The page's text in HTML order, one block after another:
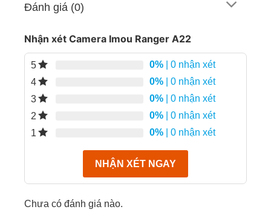
Tính năng giám sát từ xa trên thiết bị di động đã
Hầu hết khi giám sát từ xa từ smartphone thường
giới hạn khoảng cách, phạm vi theo từng dòng. Với
cấu hình camera imou ranger a22 cho phép người
chủ thoải mái quan sát với hình ảnh sắc nét Full HD
– 1080p. Đã vậy còn nghe được đàm thoại 2 chiều
và điều khiển các góc quay 360 độ.
Camera imou không tốn điện
Màn hình Full HD và hỗ trợ giám sát trong đêm với
đèn hồng ngoại bán kính lên đến 10m. Đặc trưng
sản phẩm camera imou ranger a22 là cực kỳ thích
Đánh giá (0)
Nhận xét Camera Imou Ranger A22
5 0% | 0 nhận xét
4
0% | 0 nhận xét
3
0% | 0 nhận xét
2
0% | 0 nhận xét
1
0% | 0 nhận xét
NHẬN XÉT NGAY
Chưa có đánh giá nào.